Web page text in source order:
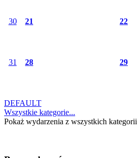
30 21 22
31 28 29
DEFAULT
Wszystkie kategorie...
Pokaż wydarzenia z wszystkich kategorii